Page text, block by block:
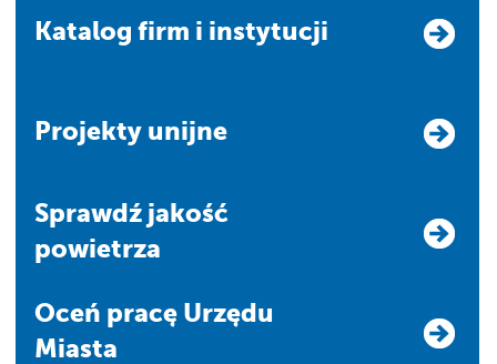
Katalog firm i instytucji
Projekty unijne
Sprawdź jakość
powietrza
Oceń pracę Urzędu
Miasta